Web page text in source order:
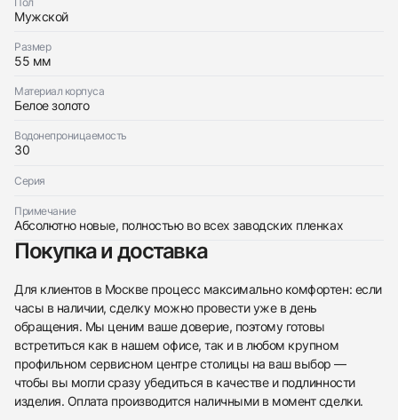
Мужской
Размер
55 мм
Материал корпуса
Белое золото
Водонепроницаемость
30
Серия
Примечание
Абсолютно новые, полностью во всех заводских пленках
Покупка и доставка
Для клиентов в Москве процесс максимально комфортен: если
часы в наличии, сделку можно провести уже в день
обращения. Мы ценим ваше доверие, поэтому готовы
встретиться как в нашем офисе, так и в любом крупном
профильном сервисном центре столицы на ваш выбор —
чтобы вы могли сразу убедиться в качестве и подлинности
изделия. Оплата производится наличными в момент сделки.